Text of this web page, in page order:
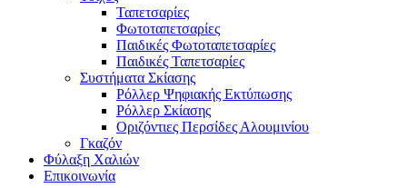
Ταπετσαρίες
Φωτοταπετσαρίες
Παιδικές Φωτοταπετσαρίες
Παιδικές Ταπετσαρίες
Συστήματα Σκίασης
Ρόλλερ Ψηφιακής Εκτύπωσης
Ρόλλερ Σκίασης
Οριζόντιες Περσίδες Αλουμινίου
Γκαζόν
Φύλαξη Χαλιών
Επικοινωνία